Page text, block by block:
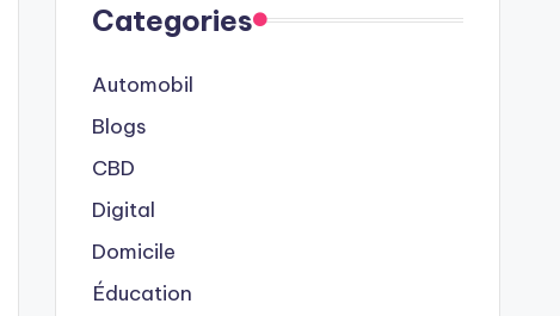
Categories
Automobil
Blogs
CBD
Digital
Domicile
Éducation